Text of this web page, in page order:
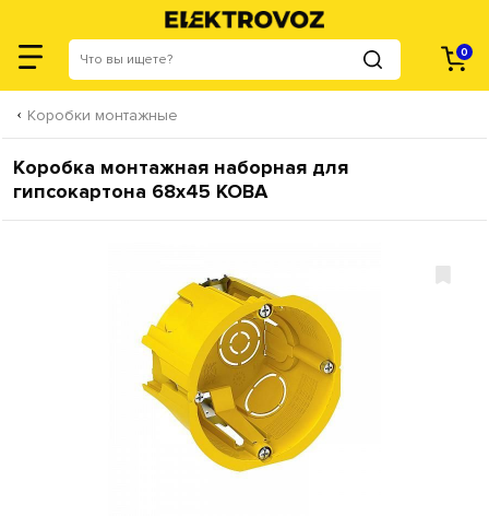
0
Коробки монтажные
Коробка монтажная наборная для
гипсокартона 68х45 KOBA